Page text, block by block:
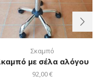
Σκαμπό
με σέλα αλόγου
92,00€